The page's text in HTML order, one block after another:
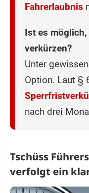
Fahrerlaubnis
Ist es
verkürzen?
Unter
Option. Laut §
nach drei
Tschüss
verfolgt ein